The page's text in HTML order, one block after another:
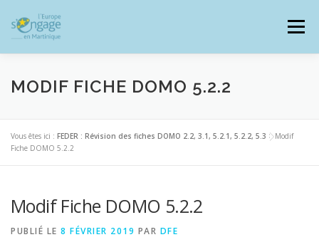
contenu
Menu
PROGRAMMES J’AI UN PROJET
MODIF FICHE DOMO 5.2.2
Vous êtes ici : FEDER : Révision des fiches DOMO 2.2, 3.1, 5.2.1, 5.2.2, 5.3 >Modif
Fiche DOMO 5.2.2
Modif Fiche DOMO 5.2.2
PUBLIÉ LE 8 FÉVRIER 2019 PAR DFE